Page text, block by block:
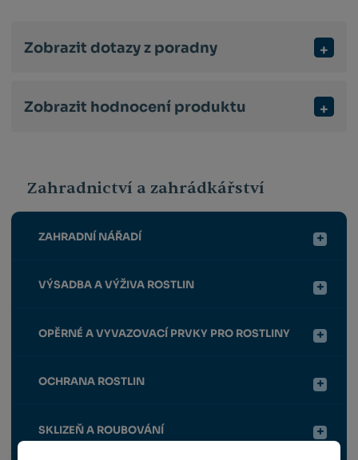
Zobrazit dotazy z poradny
Zobrazit hodnocení produktu
Zahradnictví a zahrádkářství
ZAHRADNÍ NÁŘADÍ
VÝSADBA A VÝŽIVA ROSTLIN
OPĚRNÉ A VYVAZOVACÍ PRVKY PRO ROSTLINY
OCHRANA ROSTLIN
SKLIZEŇ A ROUBOVÁNÍ